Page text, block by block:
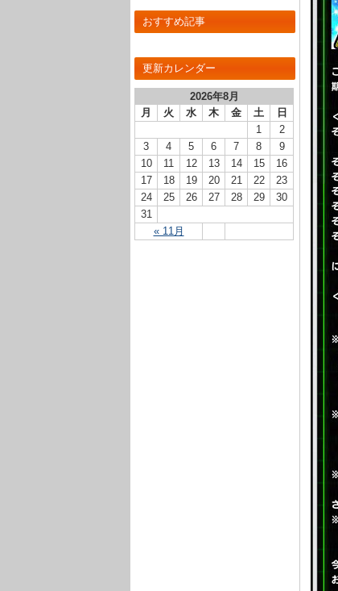
おすすめ記事
更新カレンダー
2026年8月
月
火 水 木 金 土 日
« 11月
1
2
3
4 5 6 7 8
9
10
11 12 13 14 15
16
17
18 19 20 21 22
23
24
25 26 27 28 29
30
31